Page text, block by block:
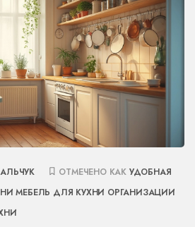
ОТМЕЧЕНО КАК УДОБНАЯ
МЕБЕЛЬ ДЛЯ КУХНИ ОРГАНИЗАЦИИ